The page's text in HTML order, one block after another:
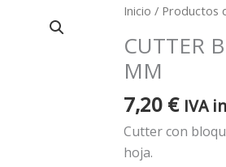
Inicio / Productos
CUTTER
MM
7,20 € IVA
Cutter con
hoja.
Cutter
rueda
PROFER
TOP
25
MM
cantidad